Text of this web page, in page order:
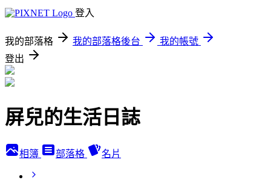
登入
我的部落格 我的部落格後台
我的帳號
登出
屏兒的生活日誌
相簿 部落格 名片